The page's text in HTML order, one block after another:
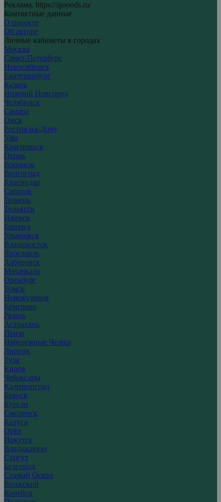
Реклама. https://igooods.ru/
Контактные данные
О проекте
Об авторе
Личные кабинеты в городах
Москва
Санкт-Петербург
Новосибирск
Екатеринбург
Казань
Нижний Новгород
Челябинск
Самара
Омск
Ростов-на-Дону
Уфа
Красноярск
Пермь
Воронеж
Волгоград
Краснодар
Саратов
Тюмень
Тольятти
Ижевск
Барнаул
Ульяновск
Владивосток
Ярославль
Хабаровск
Махачкала
Оренбург
Томск
Новокузнецк
Кемерово
Рязань
Астрахань
Пенза
Набережные Челны
Липецк
Тула
Киров
Чебоксары
Калининград
Брянск
Курган
Смоленск
Калуга
Орёл
Иркутск
Владикавказ
Сургут
Белгород
Старый Оскол
Волжский
Копейск